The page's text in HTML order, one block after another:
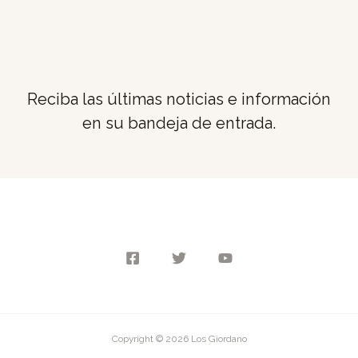
Reciba las últimas noticias e información
en su bandeja de entrada.
Copyright © 2026 Los Giordano